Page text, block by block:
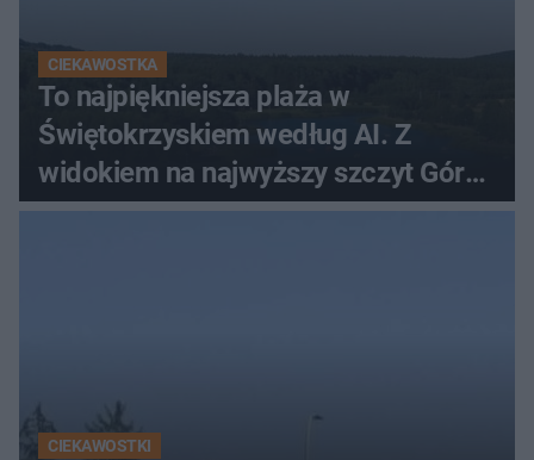
CIEKAWOSTKA
To najpiękniejsza plaża w
Świętokrzyskiem według AI. Z
widokiem na najwyższy szczyt Gór
Świętokrzyskich
CIEKAWOSTKI